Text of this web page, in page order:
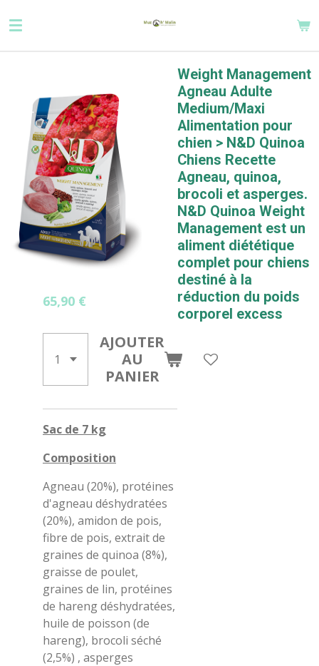
au
Weight Management
Agneau Adulte
Medium/Maxi
Alimentation pour
chien > N&D Quinoa
Chiens Recette
Agneau, quinoa,
brocoli et asperges.
N&D Quinoa Weight
Management est un
aliment diététique
complet pour chiens
destiné à la
réduction du poids
corporel excess
65,90 €
AJOUTER
AU
PANIER
Sac de 7 kg
Composition
Agneau (20%), protéines
d'agneau déshydratées
(20%), amidon de pois,
fibre de pois, extrait de
graines de quinoa (8%),
graisse de poulet,
graines de lin, protéines
de hareng déshydratées,
huile de poisson (de
hareng), brocoli séché
(2,5%) , asperges